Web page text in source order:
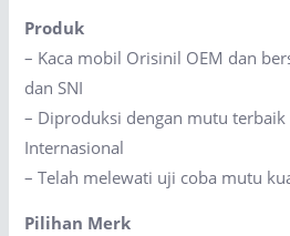
17
Surabaya
quantity
Produk
– Kaca mobil Orisinil OEM dan
dan SNI
– Diproduksi dengan mutu
Internasional
– Telah melewati uji coba mutu
Pilihan Merk